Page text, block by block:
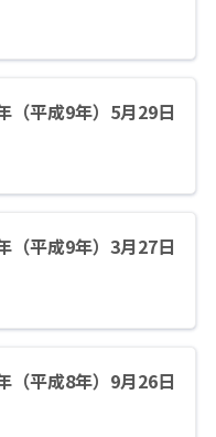
（平成9年）5月29日
（平成9年）3月27日
（平成8年）9月26日